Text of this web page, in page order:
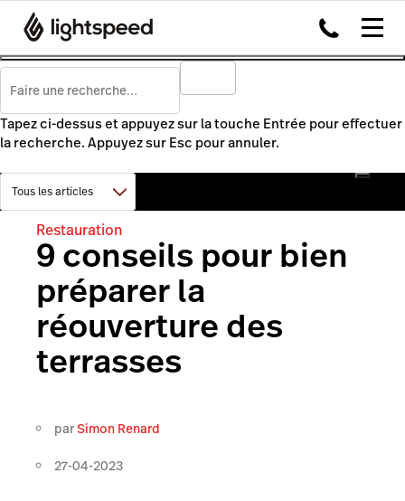
Tapez ci-dessus et appuyez sur la touche Entrée pour effectuer
la recherche. Appuyez sur Esc pour annuler.
Restauration
9 conseils pour bien
préparer la
réouverture des
terrasses
parSimon Renard
27-04-2023